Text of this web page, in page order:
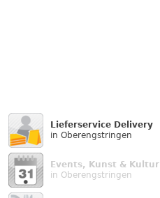
Lieferservice Delivery
in Oberengstringen
Events, Kunst & Kultur
in Oberengstringen